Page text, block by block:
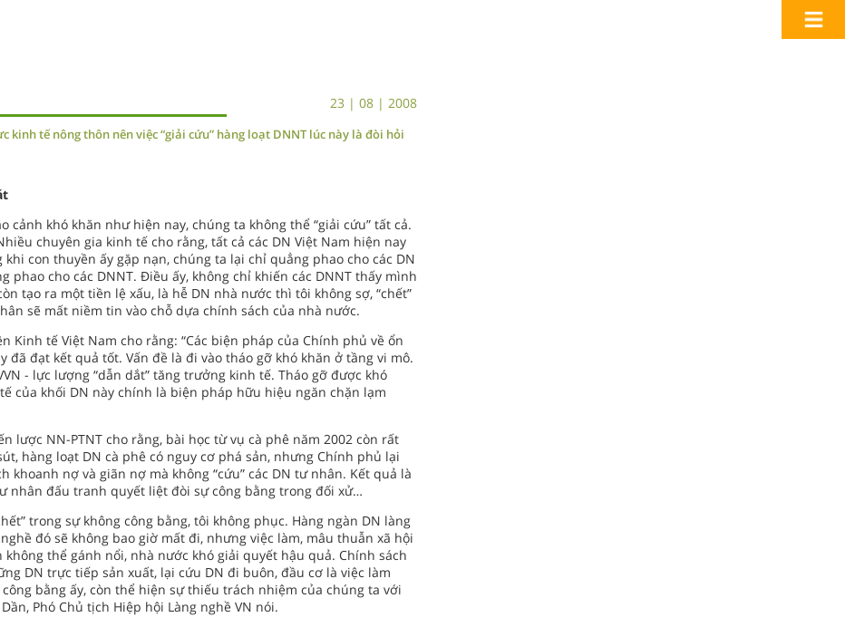
23 | 08 | 2008
tế nông thôn nên việc “giải cứu” hàng loạt DNNT lúc này là đòi hỏi
cảnh khó khăn như hiện nay, chúng ta không thể “giải cứu” tất cả.
chuyên gia kinh tế cho rằng, tất cả các DN Việt Nam hiện nay
con thuyền ấy gặp nạn, chúng ta lại chỉ quẳng phao cho các DN
phao cho các DNNT. Điều ấy, không chỉ khiến các DNNT thấy mình
tạo ra một tiền lệ xấu, là hễ DN nhà nước thì tôi không sợ, “chết”
sẽ mất niềm tin vào chỗ dựa chính sách của nhà nước.
Kinh tế Việt Nam cho rằng: “Các biện pháp của Chính phủ về ổn
đạt kết quả tốt. Vấn đề là đi vào tháo gỡ khó khăn ở tầng vi mô.
- lực lượng “dẫn dắt” tăng trưởng kinh tế. Tháo gỡ được khó
của khối DN này chính là biện pháp hữu hiệu ngăn chặn lạm
lược NN-PTNT cho rằng, bài học từ vụ cà phê năm 2002 còn rất
hàng loạt DN cà phê có nguy cơ phá sản, nhưng Chính phủ lại
khoanh nợ và giãn nợ mà không “cứu” các DN tư nhân. Kết quả là
nhân đấu tranh quyết liệt đòi sự công bằng trong đối xử…
trong sự không công bằng, tôi không phục. Hàng ngàn DN làng
đó sẽ không bao giờ mất đi, nhưng việc làm, mâu thuẫn xã hội
thể gánh nổi, nhà nước khó giải quyết hậu quả. Chính sách
DN trực tiếp sản xuất, lại cứu DN đi buôn, đầu cơ là việc làm
bằng ấy, còn thể hiện sự thiếu trách nhiệm của chúng ta với
Phó Chủ tịch Hiệp hội Làng nghề VN nói.